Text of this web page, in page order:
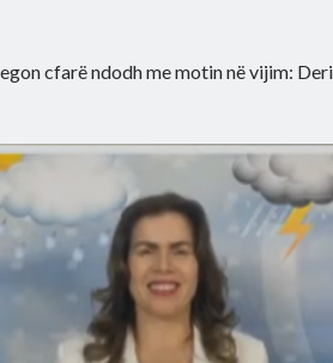
cfarë ndodh me motin në vijim: